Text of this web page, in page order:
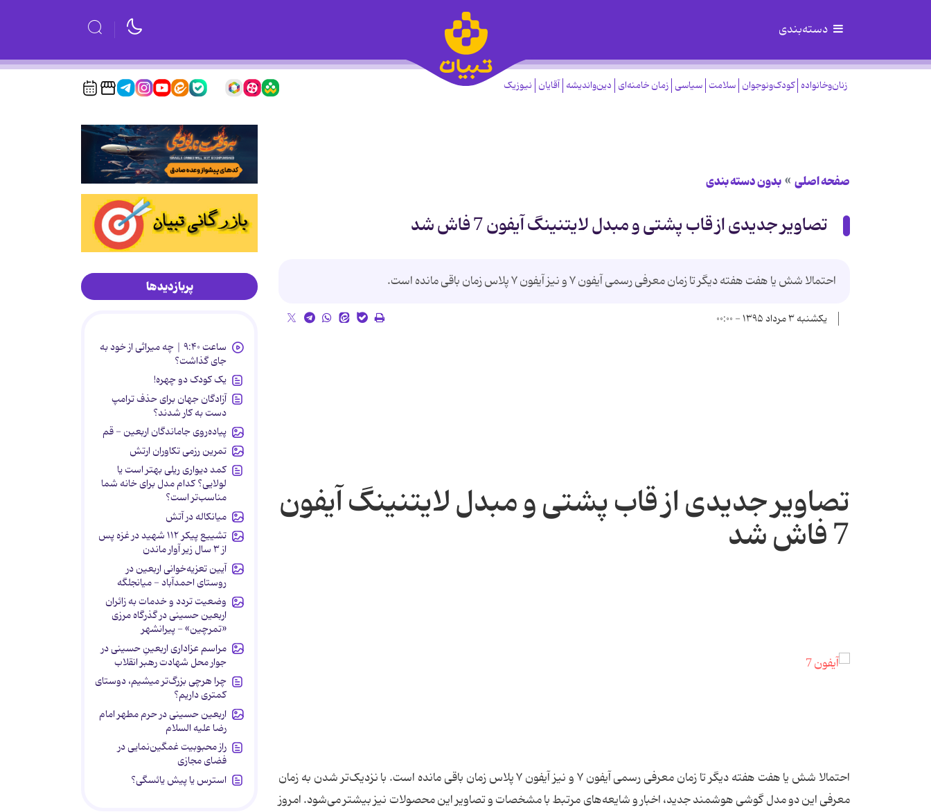
دسته‌بندی
زنان‌وخانواده کودک‌ونوجوان سلامت سیاسی زمان خامنه‌ای دین‌واندیشه آقایان نیوزیک
صفحه اصلی بدون دسته بندی
تصاویر جدیدی از قاب پشتی و مبدل لایتنینگ آیفون 7 فاش شد
احتمالا شش یا هفت هفته دیگر تا زمان معرفی رسمی آیفون ۷ و نیز آیفون ۷ پلاس زمان باقی مانده است.
یکشنبه ۳ مرداد ۱۳۹۵ - ۰۰:۰۰
تصاویر جدیدی از قاب پشتی و مبدل لایتنینگ آیفون
7 فاش شد
احتمالا شش یا هفت هفته دیگر تا زمان معرفی رسمی آیفون ۷ و نیز آیفون ۷ پلاس زمان باقی مانده است. با نزدیک‌تر شدن به زمان
معرفی این دو مدل گوشی‌ هوشمند جدید، اخبار و شایعه‌های مرتبط با مشخصات و تصاویر این محصولات نیز بیشتر می‌شود. امروز
پربازدیدها
ساعت ۹:۴۰ | چه میراثی از خود به
جای گذاشت؟
یک کودک دو چهره!
آزادگان جهان برای حذف ترامپ
دست به کار شدند؟
پیاده‌روی جاماندگان اربعین - قم
تمرین رزمی تکاوران ارتش
کمد دیواری ریلی بهتر است یا
لولایی؟ کدام مدل برای خانه شما
مناسب‌تر است؟
میانکاله در آتش
تشییع پیکر ۱۱۲ شهید در غزه پس
از ۳ سال زیر آوار ماندن
آیین تعزیه‌خوانی اربعین در
روستای احمدآباد - میانجلگه
وضعیت تردد و خدمات به زائران
اربعین حسینی در گذرگاه مرزی
«تمرچین» - پیرانشهر
مراسم عزاداری اربعینِ حسینی در
جوار محل شهادت رهبر انقلاب
چرا هرچی بزرگ‌تر میشیم، دوستای
کمتری داریم؟
اربعین حسینی در حرم مطهر امام
رضا علیه السلام
راز محبوبیت غمگین‌نمایی در
فضای مجازی
استرس یا پیش یائسگی؟